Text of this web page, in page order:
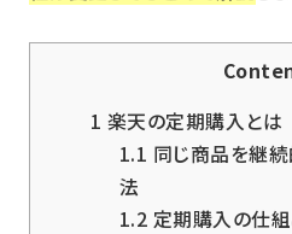
1 楽天の定期購入とは
1.1 同じ商品を継
法
1.2 定期購入の仕